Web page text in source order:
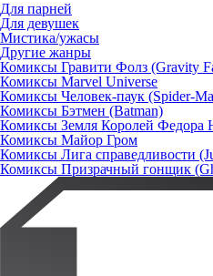
Для парней
Для девушек
Мистика/ужасы
Другие жанры
Комиксы Гравити Фолз (Gravity
Комиксы Marvel Universe
Комиксы Человек-паук (Spider-
Комиксы Бэтмен (Batman)
Комиксы Земля Королей Федора
Комиксы Майор Гром
Комиксы Лига справедливости
Комиксы Призрачный гонщик